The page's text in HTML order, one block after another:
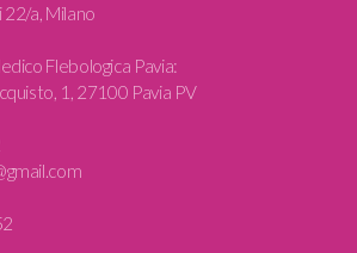
a, Milano
Flebologica Pavia:
1, 27100 Pavia PV